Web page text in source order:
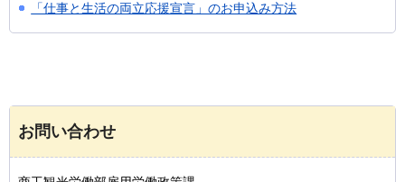
「仕事と生活の両立応援宣言」のお申込み方法
お問い合わせ